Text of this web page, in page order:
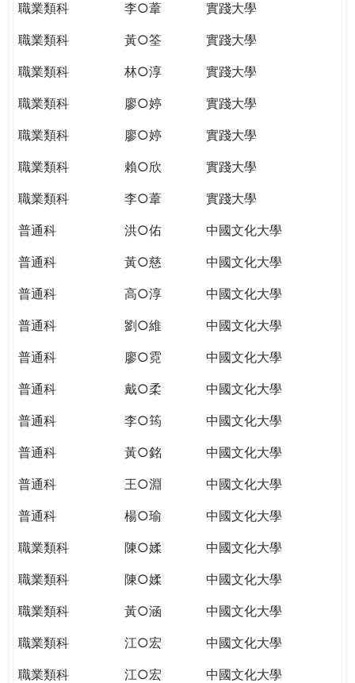
職業類科
李○葦
實踐大學
職業類科
黃○筌
實踐大學
職業類科
林○淳
實踐大學
職業類科
廖○婷
實踐大學
職業類科
廖○婷
實踐大學
職業類科
賴○欣
實踐大學
職業類科
李○葦
實踐大學
普通科
洪○佑
中國文化大學
普通科
黃○慈
中國文化大學
普通科
高○淳
中國文化大學
普通科
劉○維
中國文化大學
普通科
廖○霓
中國文化大學
普通科
戴○柔
中國文化大學
普通科
李○筠
中國文化大學
普通科
黃○銘
中國文化大學
普通科
王○淵
中國文化大學
普通科
楊○瑜
中國文化大學
職業類科
陳○媃
中國文化大學
職業類科
陳○媃
中國文化大學
職業類科
黃○涵
中國文化大學
職業類科
江○宏
中國文化大學
職業類科
江○宏
中國文化大學